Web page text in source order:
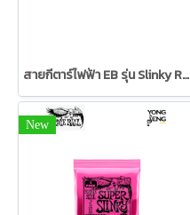
สายกีตาร์ไฟฟ้า EB รุ่น Slinky RPS Coated Titanium 09/42
New